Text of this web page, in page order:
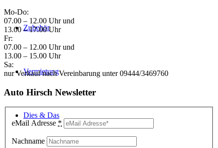
Zubehör
Vermietung
Dies & Das
Mo-Do:
07.00 – 12.00 Uhr und
13.00 – 17.00 Uhr
Fr:
07.00 – 12.00 Uhr und
13.00 – 15.00 Uhr
Sa:
nur Verkauf nach Vereinbarung unter 09444/3469760
Auto Hirsch Newsletter
eMail Adresse *
Nachname